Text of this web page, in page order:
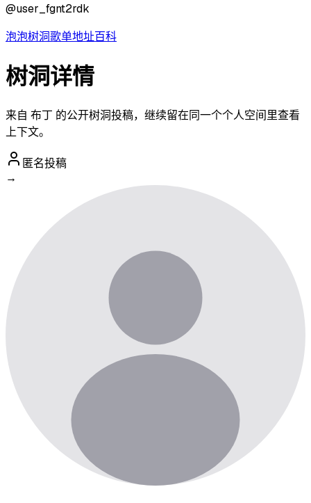
@user_fgnt2rdk
泡泡树洞歌单地址百科
树洞详情
来自 布丁 的公开树洞投稿，继续留在同一个个人空间里查看
上下文。
匿名投稿
→